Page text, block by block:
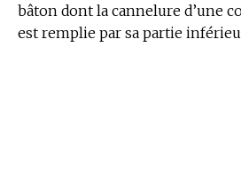
bâton dont la cannelure d’une
est remplie par sa partie